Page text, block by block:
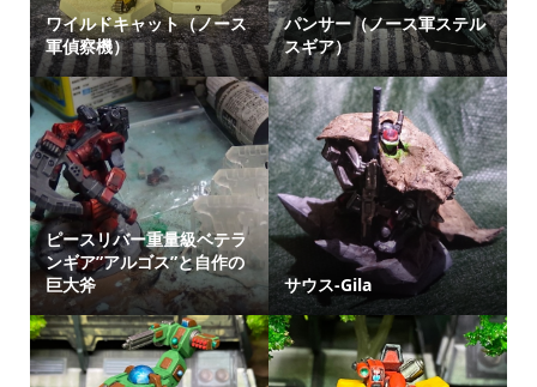
ワイルドキャット（ノース
軍偵察機）
パンサー（ノース軍ステル
スギア）
ピースリバー重量級ベテラ
ンギア”アルゴス”と自作の
巨大斧
サウス-Gila